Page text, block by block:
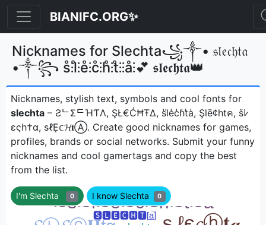
BIANIFC.ORG✨
Nicknames for Slechta꧁༒• 𝔰𝔩𝔢𝔠𝔥𝔱𝔞
•༒꧂ s̊⫶l̊⫶e̊⫶c̊⫶h̊⫶t̊⫶⫶å⫶💕 𝖘𝖑𝖊𝖈𝖍𝖙𝖆👑
Nicknames, stylish text, symbols and cool fonts for
slechta – ƧᄂΣᄃΉƬΛ, ŞŁ€ĆĦŦΔ, s̾l̾e̾c̾h̾t̾a̾, Şlē¢htค, šﾚ
εςh†α, ѕℓẸ𝕔𝓗𝐭Ⓐㅤ. Create good nicknames for games,
profiles, brands or social networks. Submit your funny
nicknames and cool gamertags and copy the best
from the list.
I'm Slechta 0 I know Slechta 0